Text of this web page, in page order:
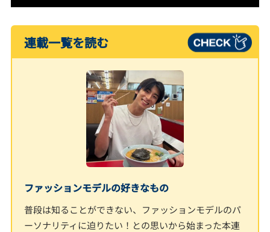
連載一覧を読む
ファッションモデルの好きなもの
普段は知ることができない、ファッションモデルのパ
ーソナリティに迫りたい！との思いから始まった本連